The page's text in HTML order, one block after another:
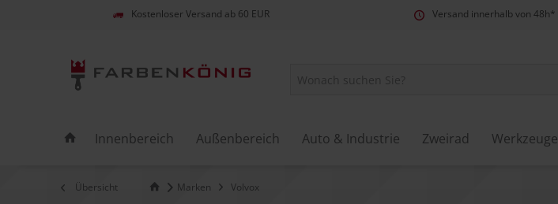
Kostenloser Versand ab 60 EUR Versand innerhalb von 48h*
Innenbereich Außenbereich Auto & Industrie Zweirad Werkzeuge
Übersicht Marken Volvox